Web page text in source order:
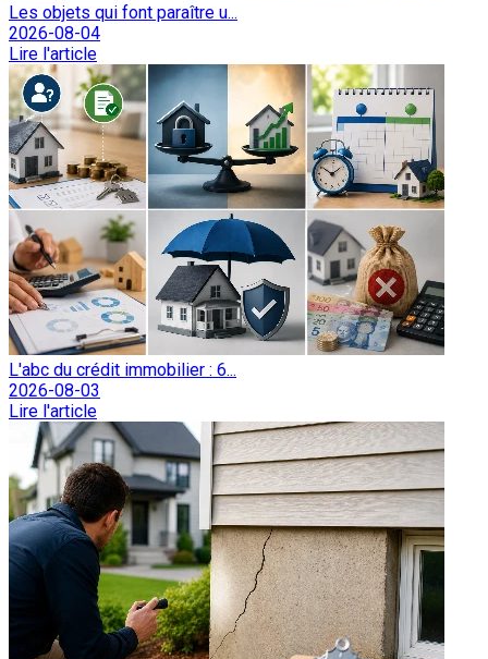
Les objets qui font paraître u...
2026-08-04
Lire l'article
L'abc du crédit immobilier : 6...
2026-08-03
Lire l'article